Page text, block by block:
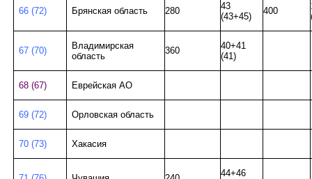
66 (72) Брянская область 280
43
(43+45)
400
67 (70)
Владимирская
область
360
40+41
(41)
68 (67) Еврейская АО
69 (72) Орловская область
70 (73) Хакасия
44+46